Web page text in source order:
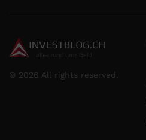
© 2026 All rights reserved.